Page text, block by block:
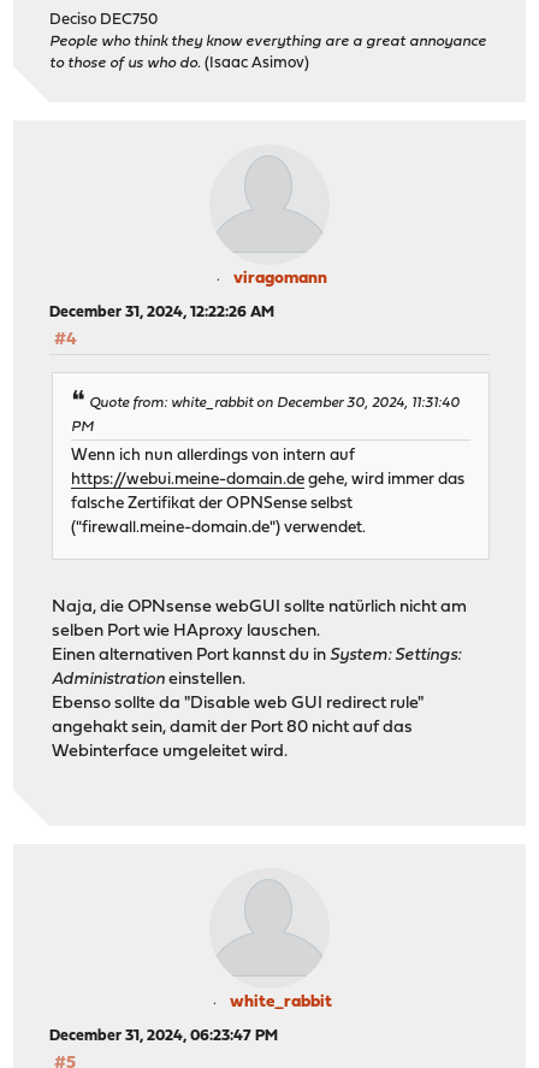
Deciso DEC750
People who think they know everything are a great annoyance
to those of us who do. (Isaac Asimov)
viragomann
December 31, 2024, 12:22:26 AM
#4
Quote from: white_rabbit on December 30, 2024, 11:31:40
PM
Wenn ich nun allerdings von intern auf
https://webui.meine-domain.de gehe, wird immer das
falsche Zertifikat der OPNSense selbst
("firewall.meine-domain.de") verwendet.
Naja, die OPNsense webGUI sollte natürlich nicht am
selben Port wie HAproxy lauschen.
Einen alternativen Port kannst du in System: Settings:
Administration einstellen.
Ebenso sollte da "Disable web GUI redirect rule"
angehakt sein, damit der Port 80 nicht auf das
Webinterface umgeleitet wird.
white_rabbit
December 31, 2024, 06:23:47 PM
#5